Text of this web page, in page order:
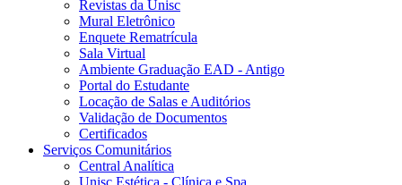
Revistas da Unisc
Mural Eletrônico
Enquete Rematrícula
Sala Virtual
Ambiente Graduação EAD - Antigo
Portal do Estudante
Locação de Salas e Auditórios
Validação de Documentos
Certificados
Serviços Comunitários
Central Analítica